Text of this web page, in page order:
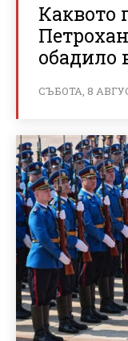
Каквото
обадило
СЪБОТА, 8